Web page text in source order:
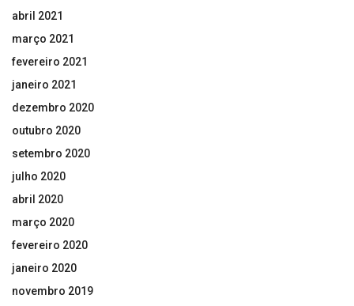
abril 2021
março 2021
fevereiro 2021
janeiro 2021
dezembro 2020
outubro 2020
setembro 2020
julho 2020
abril 2020
março 2020
fevereiro 2020
janeiro 2020
novembro 2019